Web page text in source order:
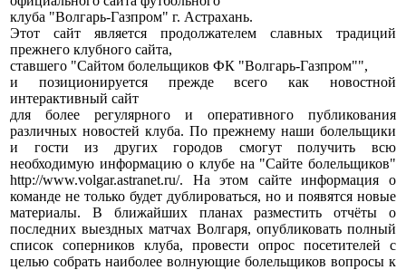
клуба "Волгарь-Газпром" г. Астрахань.
Этот сайт является продолжателем славных традиций
прежнего клубного сайта,
ставшего "Сайтом болельщиков ФК "Волгарь-Газпром"",
и позиционируется прежде всего как новостной
интерактивный сайт
для более регулярного и оперативного публикования
различных новостей клуба. По прежнему наши болельщики
и гости из других городов смогут получить всю
необходимую информацию о клубе на "Сайте болельщиков"
http://www.volgar.astranet.ru/. На этом сайте информация о
команде не только будет дублироваться, но и появятся новые
материалы. В ближайших планах разместить отчёты о
последних выездных матчах Волгаря, опубликовать полный
список соперников клуба, провести опрос посетителей с
целью собрать наиболее волнующие болельщиков вопросы к